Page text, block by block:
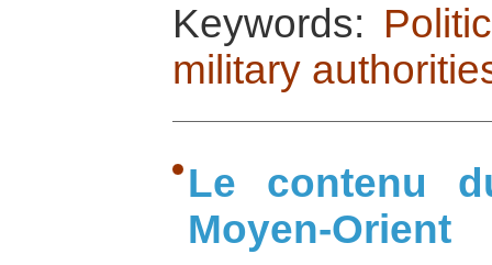
Keywords:
military
Le contenu
Moyen-Orient